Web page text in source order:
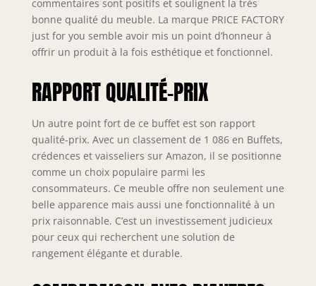
commentaires sont positifs et soulignent la très
bonne qualité du meuble. La marque PRICE FACTORY
just for you semble avoir mis un point d’honneur à
offrir un produit à la fois esthétique et fonctionnel.
RAPPORT QUALITÉ-PRIX
Un autre point fort de ce buffet est son rapport
qualité-prix. Avec un classement de 1 086 en Buffets,
crédences et vaisseliers sur Amazon, il se positionne
comme un choix populaire parmi les
consommateurs. Ce meuble offre non seulement une
belle apparence mais aussi une fonctionnalité à un
prix raisonnable. C’est un investissement judicieux
pour ceux qui recherchent une solution de
rangement élégante et durable.